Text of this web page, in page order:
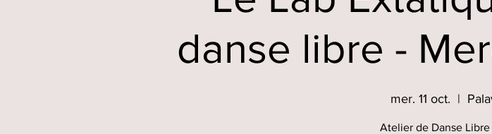
danse libre -
mer. 11 oct.
  |
Atelier de Danse